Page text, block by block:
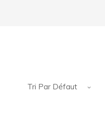
Tri Par Défaut